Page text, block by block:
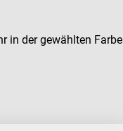
in der gewählten Farbe